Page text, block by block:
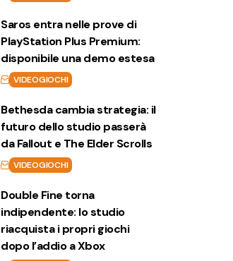
Saros entra nelle prove di
PlayStation Plus Premium:
disponibile una demo estesa
VIDEOGIOCHI
Bethesda cambia strategia: il
futuro dello studio passerà
da Fallout e The Elder Scrolls
VIDEOGIOCHI
Double Fine torna
indipendente: lo studio
riacquista i propri giochi
dopo l’addio a Xbox